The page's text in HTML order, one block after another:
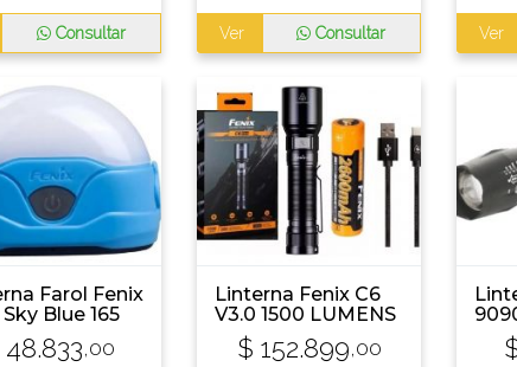
Consultar Ver Consultar Ver
Farol Fenix
Blue 165
48.833,00
Linterna Fenix C6
V3.0 1500 LUMENS
$ 152.899,00